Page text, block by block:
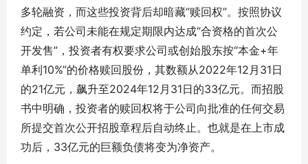
多轮融资，而这些投资背后却暗藏“赎回权”。按照协议
约定，若公司未能在规定期限内达成“合资格的首次公
开发售”，投资者有权要求公司或创始股东按“本金+年
单利10%”的价格赎回股份，其数额从2022年12月31日
的21亿元，飙升至2024年12月31日的33亿元。而招股
书中明确，投资者的赎回权将于公司向批准的任何交易
所提交首次公开招股章程后自动终止。也就是在上市成
功后，33亿元的巨额负债将变为净资产。